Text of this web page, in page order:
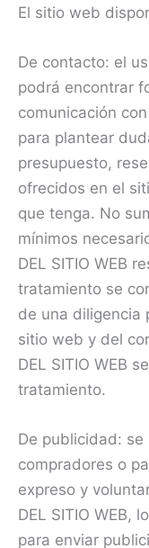
El sitio web
De contacto: el
podrá encontrar
comunicación con
para plantear
presupuesto,
ofrecidos en el
que tenga. No
mínimos
DEL SITIO WEB
tratamiento se
de una diligencia
sitio web y del
DEL SITIO WEB
tratamiento.
De publicidad: se
compradores o
expreso y
DEL SITIO WEB,
para enviar